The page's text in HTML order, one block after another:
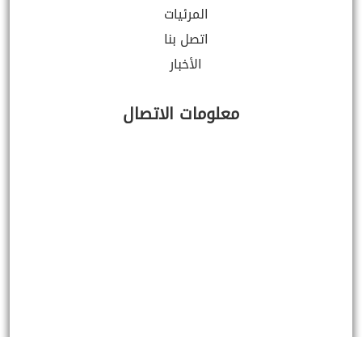
المرئيات
اتصل بنا
الأخبار
معلومات الاتصال